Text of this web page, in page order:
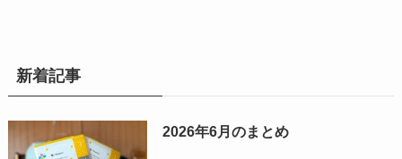
新着記事
2026年6月のまとめ